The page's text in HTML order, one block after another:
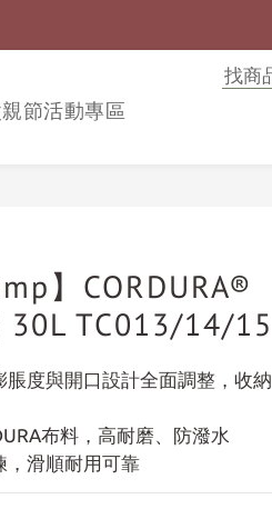
節活動專區
】CORDURA®
30L TC013/14/15
度與開口設計全面調整，收納
布料，高耐磨、防潑水
滑順耐用可靠